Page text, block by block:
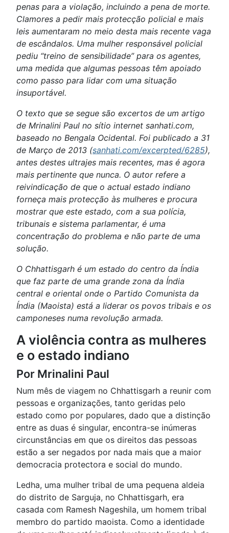
penas para a violação, incluindo a pena de morte.
Clamores a pedir mais protecção policial e mais
leis aumentaram no meio desta mais recente vaga
de escândalos. Uma mulher responsável policial
pediu “treino de sensibilidade” para os agentes,
uma medida que algumas pessoas têm apoiado
como passo para lidar com uma situação
insuportável.
O texto que se segue são excertos de um artigo
de Mrinalini Paul no sítio internet sanhati.com,
baseado no Bengala Ocidental. Foi publicado a 31
de Março de 2013 (sanhati.com/excerpted/6285),
antes destes ultrajes mais recentes, mas é agora
mais pertinente que nunca. O autor refere a
reivindicação de que o actual estado indiano
forneça mais protecção às mulheres e procura
mostrar que este estado, com a sua polícia,
tribunais e sistema parlamentar, é uma
concentração do problema e não parte de uma
solução.
O Chhattisgarh é um estado do centro da Índia
que faz parte de uma grande zona da Índia
central e oriental onde o Partido Comunista da
Índia (Maoista) está a liderar os povos tribais e os
camponeses numa revolução armada.
A violência contra as mulheres
e o estado indiano
Por Mrinalini Paul
Num mês de viagem no Chhattisgarh a reunir com
pessoas e organizações, tanto geridas pelo
estado como por populares, dado que a distinção
entre as duas é singular, encontra-se inúmeras
circunstâncias em que os direitos das pessoas
estão a ser negados por nada mais que a maior
democracia protectora e social do mundo.
Ledha, uma mulher tribal de uma pequena aldeia
do distrito de Sarguja, no Chhattisgarh, era
casada com Ramesh Nageshila, um homem tribal
membro do partido maoista. Como a identidade